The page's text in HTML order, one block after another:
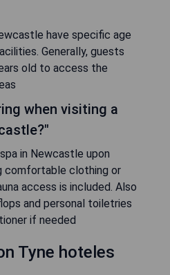
have specific age
Generally, guests
old to access the
when visiting a
in Newcastle upon
comfortable clothing or
access is included. Also
and personal toiletries
if needed
Tyne hoteles